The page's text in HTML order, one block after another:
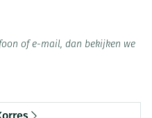
of e-mail, dan bekijken we